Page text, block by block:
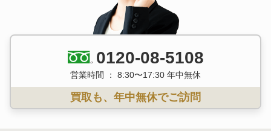
0120-08-5108
営業時間 ： 8:30〜17:30 年中無休
買取も、年中無休でご訪問